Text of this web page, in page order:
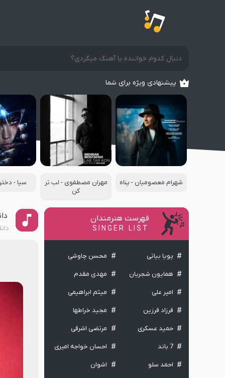
پیشنهادی ویژه برای شما
شهرام معصومیان - پناه
مهران مصطفوی - لب تر
کن
سیا -
فهرست هنرمندان
SINGER LIST
پویا بیاتی محسن چاوشی
همایون شجریان مهدی مقدم
امیر علی میثم ابراهیمی
فرزاد فرزین مجید خراطها
حمید عسکری مرتضی اشرفی
7 باند احسان خواجه امیری
احمد سلو اشوان